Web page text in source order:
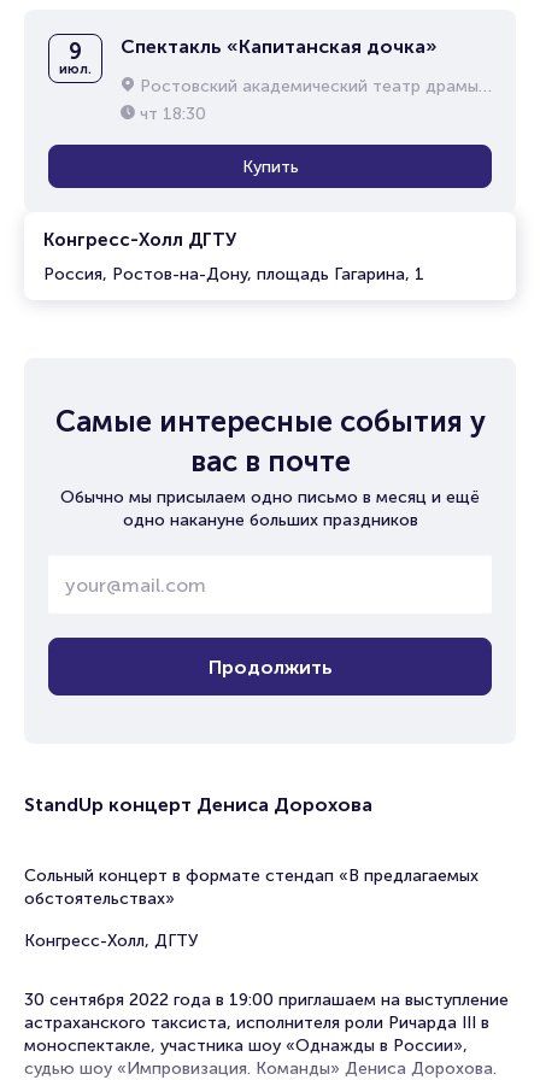
Конгресс-Холл ДГТУ
Россия, Ростов-на-Дону, площадь Гагарина, 1
9
июл.
Спектакль «Капитанская дочка»
Ростовский академический театр драмы им. М.Горького
чт 18:30
Купить
Самые интересные события у
вас в почте
Обычно мы присылаем одно письмо в месяц и ещё
одно накануне больших праздников
Продолжить
StandUp концерт Дениса Дорохова
Сольный концерт в формате стендап «В предлагаемых
обстоятельствах»
Конгресс-Холл, ДГТУ
30 сентября 2022 года в 19:00 приглашаем на выступление
астраханского таксиста, исполнителя роли Ричарда III в
моноспектакле, участника шоу «Однажды в России»,
судью шоу «Импровизация. Команды» Дениса Дорохова.